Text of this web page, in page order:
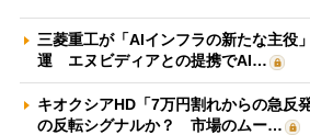
三菱重工が「AIインフラの新たな主役
運 エヌビディアとの提携でAI…
キオクシアHD「7万円割れからの急反
の反転シグナルか？ 市場のムー…